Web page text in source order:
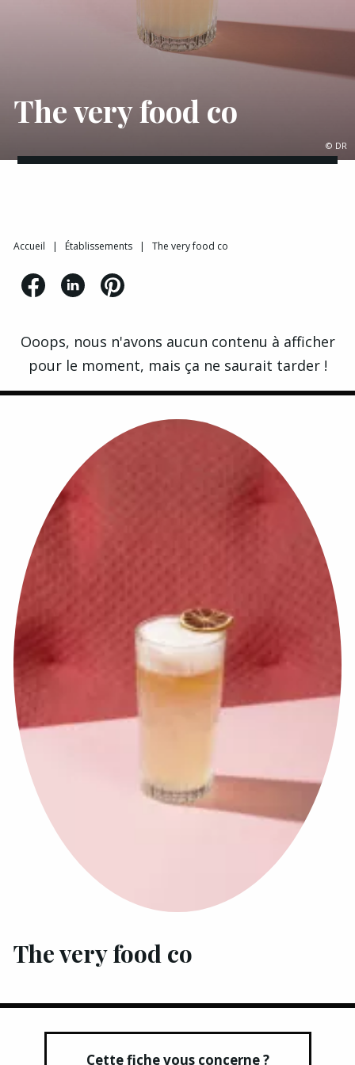
© DR
The very food co
Accueil | Établissements | The very food co
Ooops, nous n'avons aucun contenu à afficher
pour le moment, mais ça ne saurait tarder !
The very food co
Cette fiche vous concerne ?